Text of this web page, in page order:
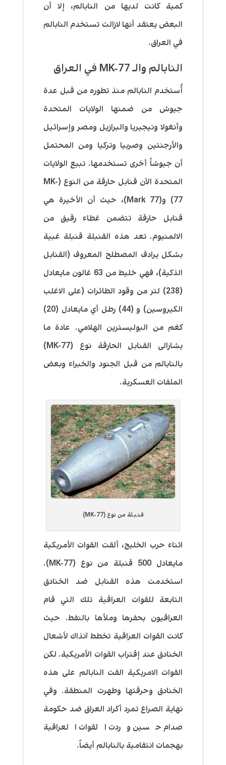
كمية كانت لديها من النابالم، إلا أن
البعض يعتقد أنها لازالت تستخدم النابالم
في العراق.
النابالم والـ MK-77 في العراق
أُستخدم النابالم منذ تطوره من قبل عدة
جيوش من ضمنها الولايات المتحدة
وأنغولا ونيجيريا والبرازيل ومصر وإسرائيل
والأرجنتين وصربيا وتركيا ومن المحتمل
أن جيوشاً أخرى تستخدمها. تبيع الولايات
المتحدة الآن قنابل حارقة من النوع (MK-
77) و(Mark 77)، حيث أن الأخيرة هي
قنابل حارقة تتضمن غطاء رقيق من
الالمنيوم. تعد هذه القنبلة قنبلة غبية
بشكل يرادف المصطلح المعروف (القنابل
الذكية)، فهي خليط من 63 غالون مايعادل
(238) لتر من وقود الطائرات (على الاغلب
الكيروسين) و (44) رطل أي مايعادل (20)
كغم من البوليسترين الهلامي. عادة ما
يشارالى القنابل الحارقة نوع (MK-77)
بالنابالم من قبل الجنود والخبراء وبعض
الملفات العسكرية.
قنبلة من نوع (MK-77)
اثناء حرب الخليج، ألقت القوات الأمريكية
مايعادل 500 قنبلة من نوع (MK-77).
استخدمت هذه القنابل ضد الخنادق
التابعة للقوات العراقية تلك التي قام
العراقيون بحفرها وملأها بالنفط. حيث
كانت القوات العراقية تخطط آنذاك لأشعال
الخنادق عند إقتراب القوات الأمريكية. لكن
القوات الامريكية القت النابالم على هذه
الخنادق وحرقتها وطهرت المنطقة. وفي
نهاية الصراع تمرد أكراد العراق ضد حكومة
صدام حسين وردت القوات العراقية
بهجمات انتقامية بالنابالم أيضاً.